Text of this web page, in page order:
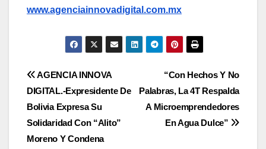
www.agenciainnovadigital.com.mx
Navegación
de
entradas
“Con Hechos Y No
Palabras, La 4T Respalda
A Microemprendedores
En Agua Dulce”
AGENCIA INNOVA
DIGITAL.-Expresidente De
Bolivia Expresa Su
Solidaridad Con “Alito”
Moreno Y Condena